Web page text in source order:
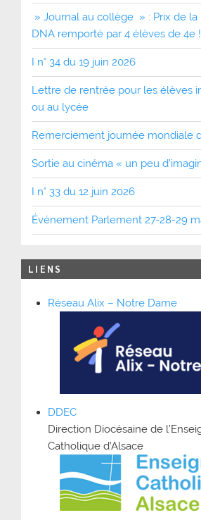
» Journal au collège » : Prix de la
DNA remporté par 4 élèves de 4e !
I n° 34 du 19 juin 2026
Lettre de rentrée pour les élèves
ou au lycée
Remerciement journée mondiale
Sortie au cinéma « un peu
I n° 33 du 12 juin 2026
Événement Parlement 27-28-29
LIENS
Réseau Alix – Notre Dame
DDEC
Direction Diocésaine de
Catholique d’Alsace